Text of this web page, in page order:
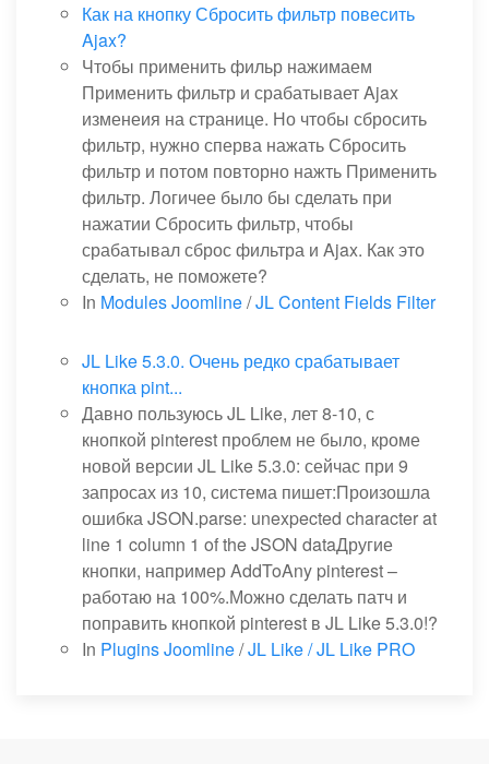
Как на кнопку Сбросить фильтр повесить
Ajax?
Чтобы применить фильр нажимаем
Применить фильтр и срабатывает Ajax
изменеия на странице. Но чтобы сбросить
фильтр, нужно сперва нажать Сбросить
фильтр и потом повторно нажть Применить
фильтр. Логичее было бы сделать при
нажатии Сбросить фильтр, чтобы
срабатывал сброс фильтра и Ajax. Как это
сделать, не поможете?
In Modules Joomline/JL Content Fields Filter
JL Like 5.3.0. Очень редко срабатывает
кнопка pint...
Давно пользуюсь JL Like, лет 8-10, с
кнопкой pinterest проблем не было, кроме
новой версии JL Like 5.3.0: сейчас при 9
запросах из 10, система пишет:Произошла
ошибка JSON.parse: unexpected character at
line 1 column 1 of the JSON dataДругие
кнопки, например AddToAny pinterest –
работаю на 100%.Можно сделать патч и
поправить кнопкой pinterest в JL Like 5.3.0!?
In Plugins Joomline/JL Like / JL Like PRO